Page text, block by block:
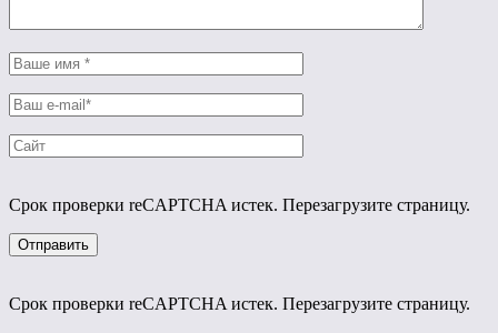
Срок проверки reCAPTCHA истек. Перезагрузите страницу.
Срок проверки reCAPTCHA истек. Перезагрузите страницу.